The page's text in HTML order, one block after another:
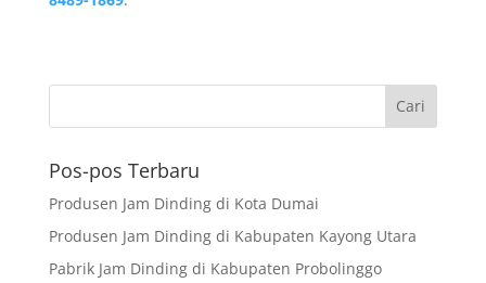
Pos-pos Terbaru
Produsen Jam Dinding di Kota Dumai
Produsen Jam Dinding di Kabupaten Kayong Utara
Pabrik Jam Dinding di Kabupaten Probolinggo